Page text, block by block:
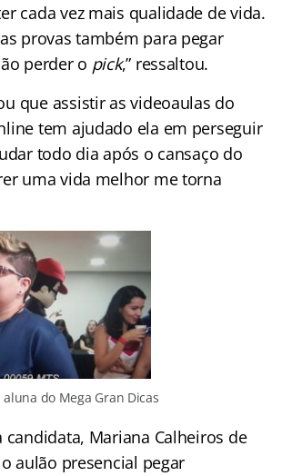
cada vez mais qualidade de vida.
provas também para pegar
perder o pick,” ressaltou.
que assistir as videoaulas do
tem ajudado ela em perseguir
todo dia após o cansaço do
uma vida melhor me torna
do Mega Gran Dicas
Mariana Calheiros de
aulão presencial pegar